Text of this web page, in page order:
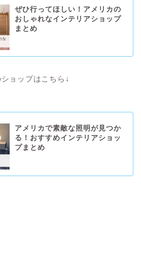
ぜひ行ってほしい！アメリカの
おしゃれなインテリアショップ
まとめ
ョップはこちら↓
アメリカで素敵な照明が見つか
る！おすすめインテリアショッ
プまとめ